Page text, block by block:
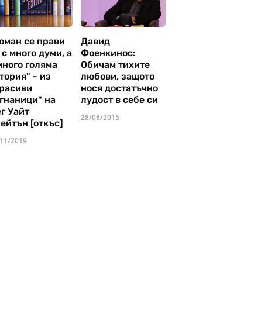
се прави
с много думи, а
голяма
- из
на
Уайт
[откъс]
2019
Давид
Фоенкинос:
Обичам тихите
любови, защото
нося достатъчно
лудост в себе си
28/08/2015